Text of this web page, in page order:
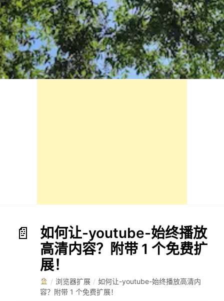
如何让-youtube-始终播放
高清内容？附带 1 个免费扩
展！
/ 浏览器扩展 / 如何让-youtube-始终播放高清内
容？附带 1 个免费扩展！